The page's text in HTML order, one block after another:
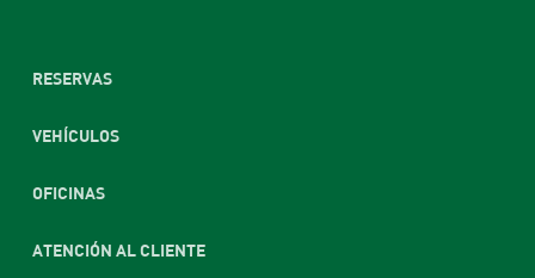
RESERVAS
VEHÍCULOS
OFICINAS
ATENCIÓN AL CLIENTE